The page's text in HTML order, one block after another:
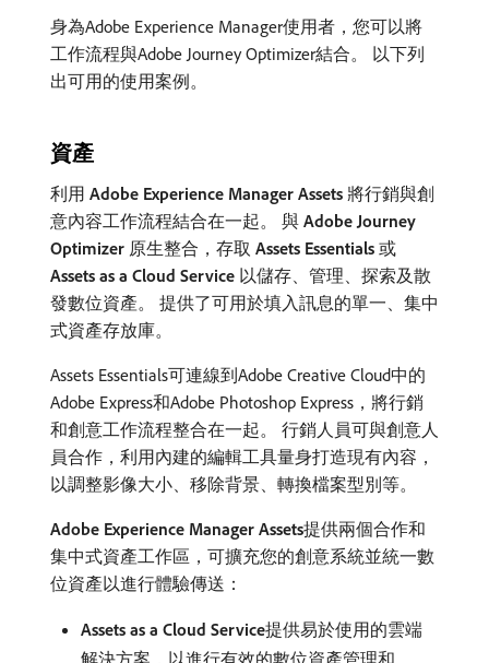
身為Adobe Experience Manager使用者，您可以將
工作流程與Adobe Journey Optimizer結合。 以下列
出可用的使用案例。
資產
利用 Adobe Experience Manager Assets 將行銷與創
意內容工作流程結合在一起。 與​ Adobe Journey
Optimizer ​原生整合，存取​ Assets Essentials ​或​
Assets as a Cloud Service ​以儲存、管理、探索及散
發數位資產。 提供了可用於填入訊息的單一、集中
式資產存放庫。
Assets Essentials可連線到Adobe Creative Cloud中的
Adobe Express和Adobe Photoshop Express，將行銷
和創意工作流程整合在一起。 行銷人員可與創意人
員合作，利用內建的編輯工具量身打造現有內容，
以調整影像大小、移除背景、轉換檔案型別等。
Adobe Experience Manager Assets​提供兩個合作和
集中式資產工作區，可擴充您的創意系統並統一數
位資產以進行體驗傳送：
Assets as a Cloud Service​提供易於使用的雲端
解決方案，以進行有效的數位資產管理和